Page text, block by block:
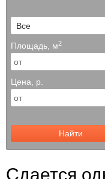
Площадь, м2
Цена, р.
Найти
Сдается